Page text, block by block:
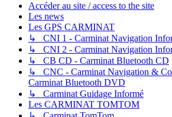
Accéder au site / access to the site
Les news
Les GPS CARMINAT
↳ CNI 1 - Carminat Navigation
↳ CNI 2 - Carminat Navigation
↳ CB CD - Carminat Bluetooth CD
↳ CNC - Carminat Navigation &
Carminat Bluetooth DVD
↳ Carminat Guidage Informé
Les CARMINAT TOMTOM